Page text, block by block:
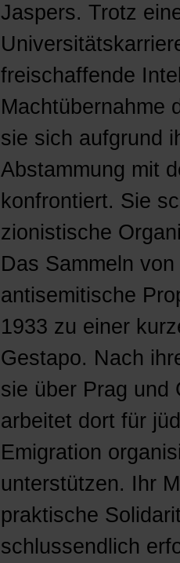
Jaspers. Trotz
freischaffende
Machtübernahme
sie sich aufgrund
Abstammung mit
konfrontiert. Sie
zionistische
Das Sammeln
antisemitische
1933 zu einer
Gestapo. Nach
sie über Prag und
arbeitet dort für
Emigration
unterstützen. Ihr
praktische
schlussendlich